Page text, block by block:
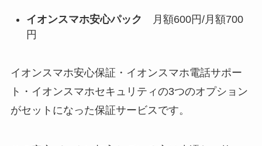
イオンスマホ安心パック 月額600円/月額700
円
イオンスマホ安心保証・イオンスマホ電話サポー
ト・イオンスマホセキュリティの3つのオプション
がセットになった保証サービスです。